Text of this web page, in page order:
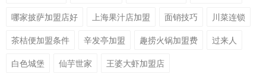
哪家披萨加盟店好
上海果汁店加盟 面销技巧
川菜连锁
茶桔便加盟条件
辛发亭加盟 趣捞火锅加盟费
过来人
白色城堡
仙芋世家
王婆大虾加盟店